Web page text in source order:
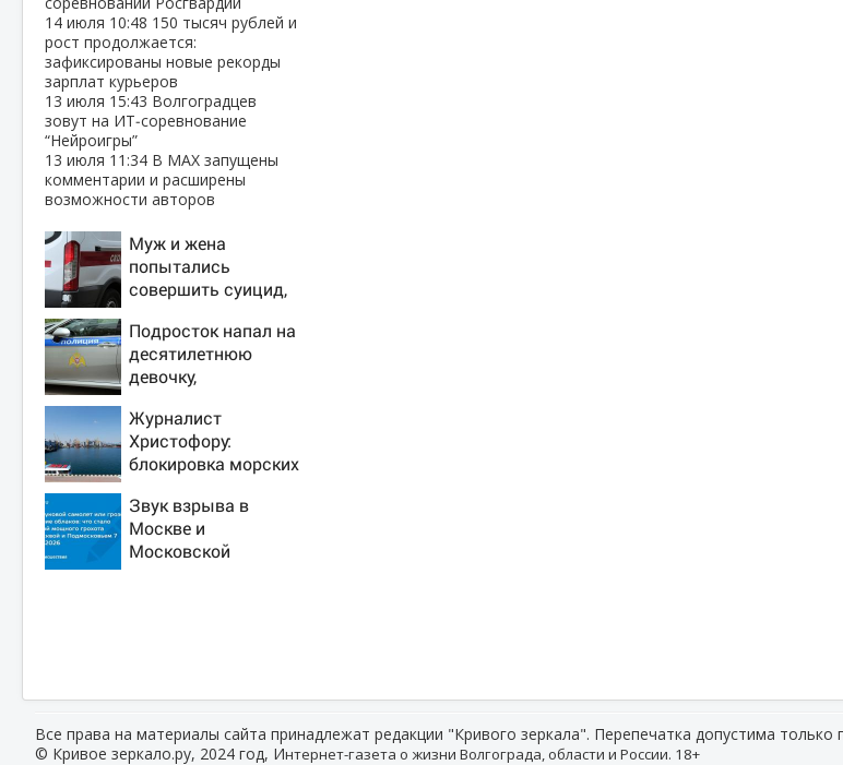
14 июля 10:48 150 тысяч рублей и
рост продолжается:
зафиксированы новые рекорды
зарплат курьеров
13 июля 15:43 Волгоградцев
зовут на ИТ‑соревнование
“Нейроигры”
13 июля 11:34 В МАХ запущены
комментарии и расширены
возможности авторов
Муж и жена
попытались
совершить суицид,
оперативные
службы
Подросток напал на
десятилетнюю
девочку,
квартиру
Журналист
Христофору:
блокировка морских
катастрофа для
Украины
Звук взрыва в
Москве и
Московской
Все права на материалы сайта принадлежат редакции "Кривого зеркала". Перепечатка допустима только
© Кривое зеркало.ру, 2024 год, Интернет-газета о жизни Волгограда, области и России. 18+